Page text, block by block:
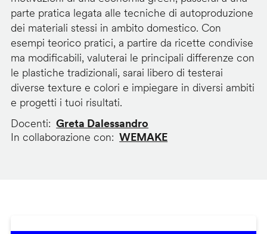
parte pratica legata alle tecniche di autoproduzione
dei materiali stessi in ambito domestico. Con
esempi teorico pratici, a partire da ricette condivise
ma modificabili, valuterai le principali differenze con
le plastiche tradizionali, sarai libero di testerai
diverse texture e colori e impiegare in diversi ambiti
e progetti i tuoi risultati.
Docenti
Greta Dalessandro
In collaborazione con
WEMAKE